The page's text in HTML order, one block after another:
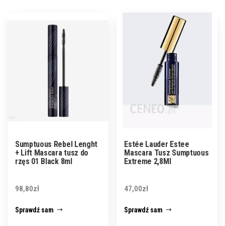
Sumptuous Rebel Lenght
+ Lift Mascara tusz do
rzęs 01 Black 8ml
98,80zł
Sprawdź sam
Estée Lauder Estee
Mascara Tusz Sumptuous
Extreme 2,8Ml
47,00zł
Sprawdź sam